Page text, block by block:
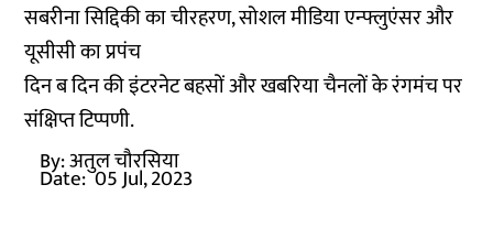
सबरीना सिद्दिकी का चीरहरण, सोशल मीडिया एन्फ्लुएंसर और
यूसीसी का प्रपंच
दिन ब दिन की इंटरनेट बहसों और खबरिया चैनलों के रंगमंच पर
संक्षिप्त टिप्पणी.
By:अतुल चौरसिया
Date: 05 Jul, 2023